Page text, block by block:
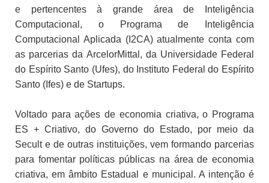
e pertencentes à grande área de Inteligência
Computacional, o Programa de Inteligência
Computacional Aplicada (I2CA) atualmente conta com
as parcerias da ArcelorMittal, da Universidade Federal
do Espírito Santo (Ufes), do Instituto Federal do Espírito
Santo (Ifes) e de Startups.
Voltado para ações de economia criativa, o Programa
ES + Criativo, do Governo do Estado, por meio da
Secult e de outras instituições, vem formando parcerias
para fomentar políticas públicas na área de economia
criativa, em âmbito Estadual e municipal. A intenção é